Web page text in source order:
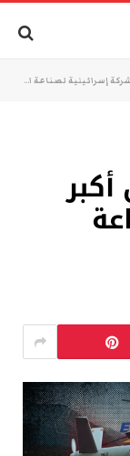
لصناعة السلاح في بريطانيا